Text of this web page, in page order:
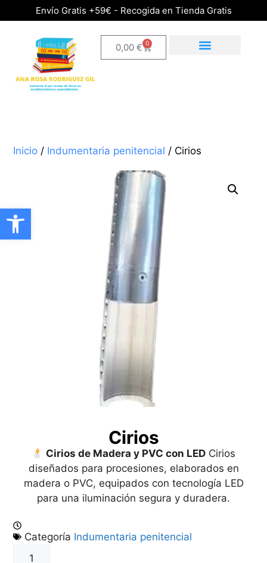
Abrir barra de herramientas
Envío Gratis +59€ - Recogida en Tienda Gratis
0,00 € 0
Cirios
Cirios de Madera y PVC con LED Cirios
diseñados para procesiones, elaborados en
madera o PVC, equipados con tecnología LED
para una iluminación segura y duradera.
Categoría Indumentaria penitencial
Inicio / Indumentaria penitencial / Cirios